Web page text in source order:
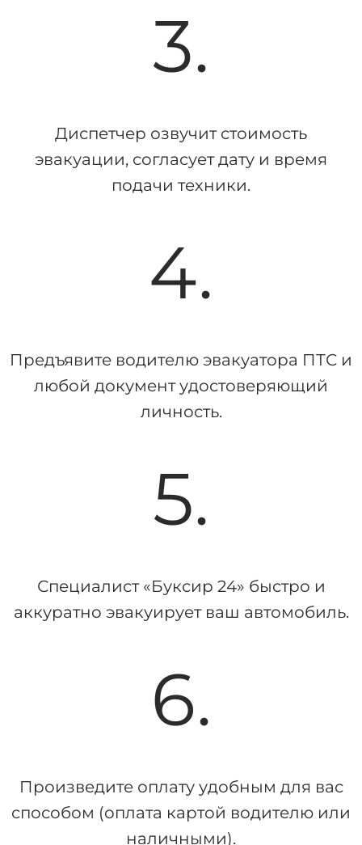
3.
Диспетчер озвучит стоимость
эвакуации, согласует дату и время
подачи техники.
4.
Предъявите водителю эвакуатора ПТС и
любой документ удостоверяющий
личность.
5.
Специалист «Буксир 24» быстро и
аккуратно эвакуирует ваш автомобиль.
6.
Произведите оплату удобным для вас
способом (оплата картой водителю или
наличными).